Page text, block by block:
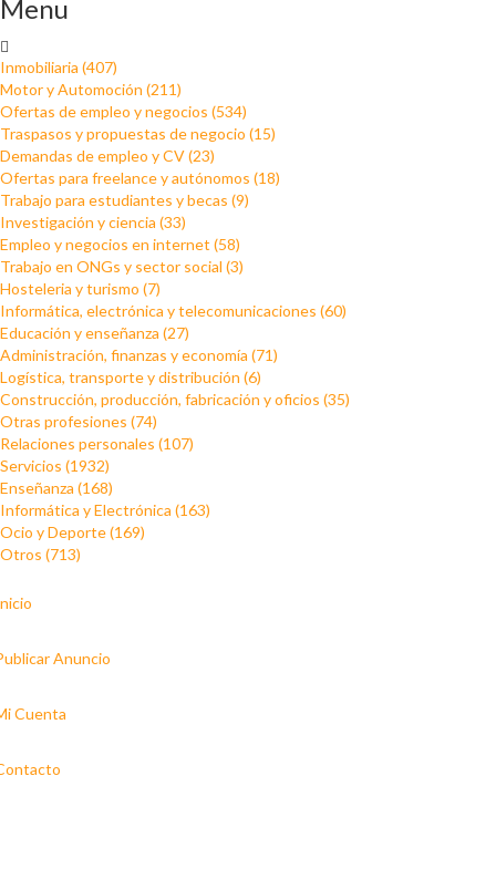
Menu
Inmobiliaria (407)
Motor y Automoción (211)
Ofertas de empleo y negocios (534)
Traspasos y propuestas de negocio (15)
Demandas de empleo y CV (23)
Ofertas para freelance y autónomos (18)
Trabajo para estudiantes y becas (9)
Investigación y ciencia (33)
Empleo y negocios en internet (58)
Trabajo en ONGs y sector social (3)
Hosteleria y turismo (7)
Informática, electrónica y telecomunicaciones (60)
Educación y enseñanza (27)
Administración, finanzas y economía (71)
Logística, transporte y distribución (6)
Construcción, producción, fabricación y oficios (35)
Otras profesiones (74)
Relaciones personales (107)
Servicios (1932)
Enseñanza (168)
Informática y Electrónica (163)
Ocio y Deporte (169)
Otros (713)
Anuncio
Cuenta